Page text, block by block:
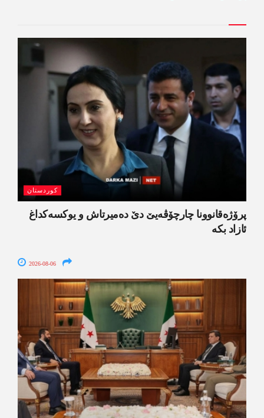
کوردستان
پرۆژەقانوونا چارچۆڤەیێ دێ دەمیرتاش و یوکسەکداغ
ئازاد بکە
2026-08-06